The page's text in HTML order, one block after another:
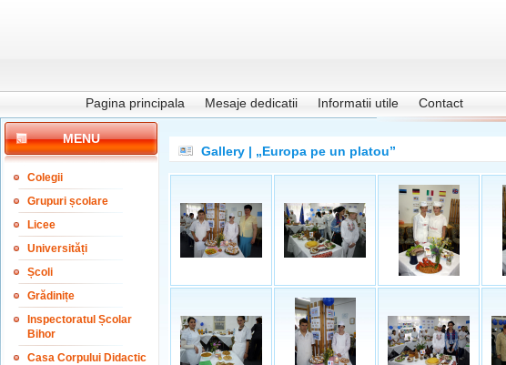
Pagina principala Mesaje dedicatii Informatii utile Contact
MENU
Colegii
Grupuri școlare
Licee
Universități
Școli
Grădinițe
Inspectoratul Școlar
Bihor
Casa Corpului Didactic
Gallery | „Europa pe un platou”